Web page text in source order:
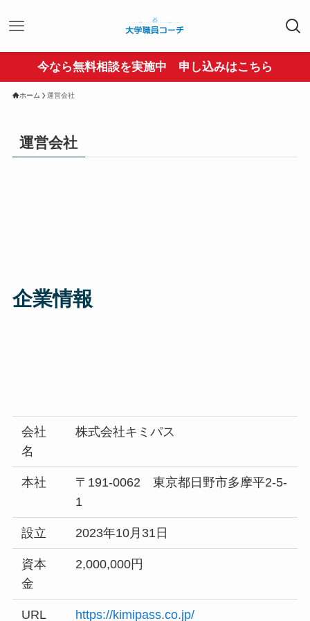
今なら無料相談を実施中 申し込みはこちら
ホーム 運営会社
運営会社
企業情報
会社
名
株式会社キミパス
本社
〒191-0062 東京都日野市多摩平2-5-
1
設立 2023年10月31日
資本
金
2,000,000円
URL https://kimipass.co.jp/